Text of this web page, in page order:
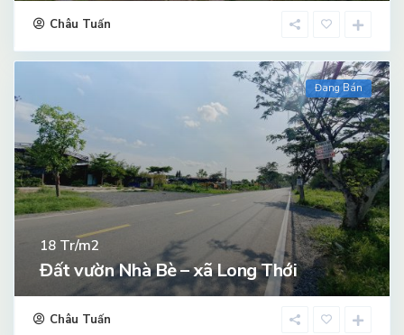
Châu Tuấn
Đang Bán
18 Tr/m2
Đất vườn Nhà Bè – xã Long Thới
Châu Tuấn